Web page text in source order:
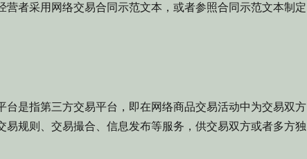
者采用网络交易合同示范文本，或者参照合同示范文本制定
是指第三方交易平台，即在网络商品交易活动中为交易双方
规则、交易撮合、信息发布等服务，供交易双方或者多方独